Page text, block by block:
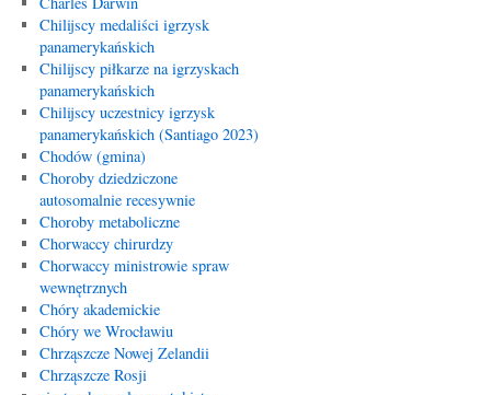
Chilijscy medaliści igrzysk
panamerykańskich
Chilijscy piłkarze na igrzyskach
panamerykańskich
Chilijscy uczestnicy igrzysk
panamerykańskich (Santiago 2023)
Chodów (gmina)
Choroby dziedziczone
autosomalnie recesywnie
Choroby metaboliczne
Chorwaccy chirurdzy
Chorwaccy ministrowie spraw
wewnętrznych
Chóry akademickie
Chóry we Wrocławiu
Chrząszcze Nowej Zelandii
Chrząszcze Rosji